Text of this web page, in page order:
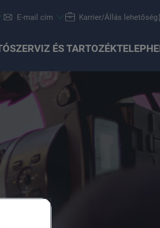
Škoda
Finanszírozási tanácsadás
SZERVIZ ÉS TARTOZÉK
E-mail cím Karrier/Állás lehetőség